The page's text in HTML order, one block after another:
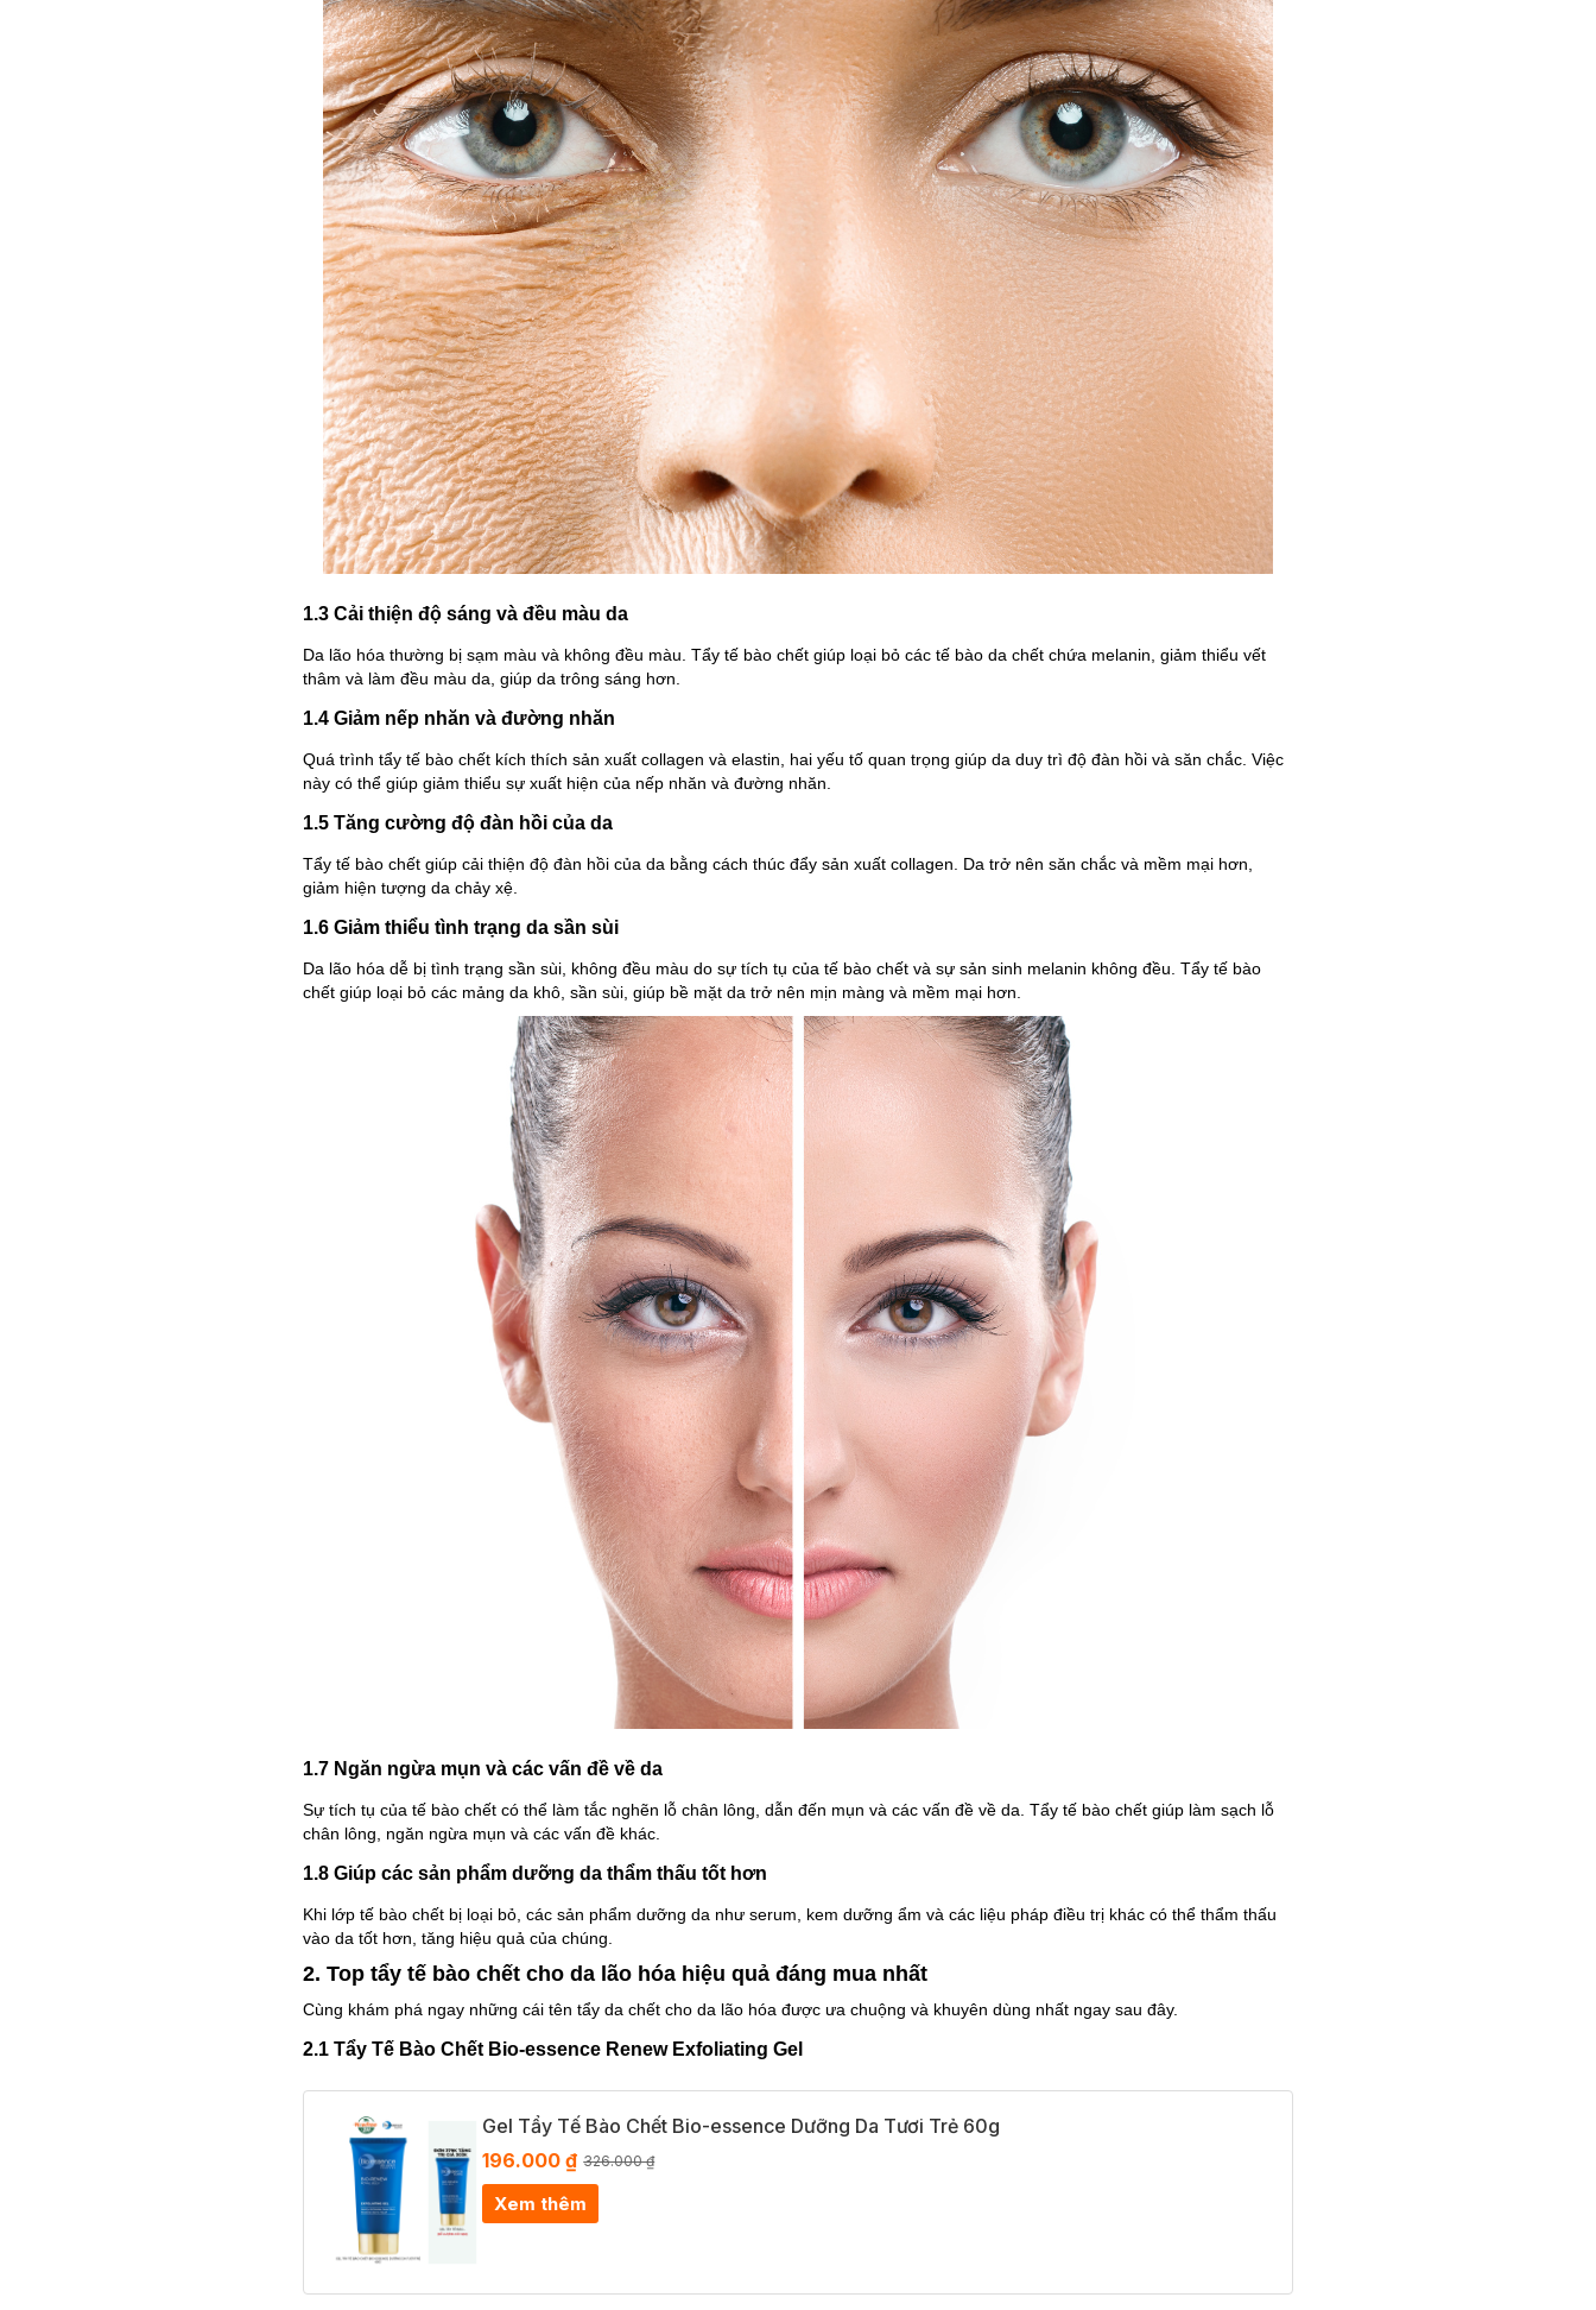
1.3 Cải thiện độ sáng và đều màu da
Da lão hóa thường bị sạm màu và không đều màu. Tẩy tế bào chết giúp loại bỏ các tế bào da chết chứa melanin, giảm thiểu vết
thâm và làm đều màu da, giúp da trông sáng hơn.
1.4 Giảm nếp nhăn và đường nhăn
Quá trình tẩy tế bào chết kích thích sản xuất collagen và elastin, hai yếu tố quan trọng giúp da duy trì độ đàn hồi và săn chắc. Việc
này có thể giúp giảm thiểu sự xuất hiện của nếp nhăn và đường nhăn.
1.5 Tăng cường độ đàn hồi của da
Tẩy tế bào chết giúp cải thiện độ đàn hồi của da bằng cách thúc đẩy sản xuất collagen. Da trở nên săn chắc và mềm mại hơn,
giảm hiện tượng da chảy xệ.
1.6 Giảm thiểu tình trạng da sần sùi
Da lão hóa dễ bị tình trạng sần sùi, không đều màu do sự tích tụ của tế bào chết và sự sản sinh melanin không đều. Tẩy tế bào
chết giúp loại bỏ các mảng da khô, sần sùi, giúp bề mặt da trở nên mịn màng và mềm mại hơn.
1.7 Ngăn ngừa mụn và các vấn đề về da
Sự tích tụ của tế bào chết có thể làm tắc nghẽn lỗ chân lông, dẫn đến mụn và các vấn đề về da. Tẩy tế bào chết giúp làm sạch lỗ
chân lông, ngăn ngừa mụn và các vấn đề khác.
1.8 Giúp các sản phẩm dưỡng da thẩm thấu tốt hơn
Khi lớp tế bào chết bị loại bỏ, các sản phẩm dưỡng da như serum, kem dưỡng ẩm và các liệu pháp điều trị khác có thể thẩm thấu
vào da tốt hơn, tăng hiệu quả của chúng.
2. Top tẩy tế bào chết cho da lão hóa hiệu quả đáng mua nhất
Cùng khám phá ngay những cái tên tẩy da chết cho da lão hóa được ưa chuộng và khuyên dùng nhất ngay sau đây.
2.1 Tẩy Tế Bào Chết Bio-essence Renew Exfoliating Gel
Gel Tẩy Tế Bào Chết Bio-essence Dưỡng Da Tươi Trẻ 60g
196.000 ₫ 326.000 ₫
Xem thêm